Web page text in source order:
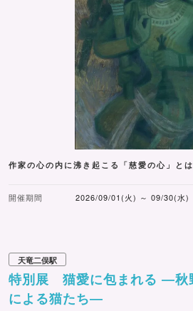
作家の心の内に沸き起こる「慈愛の心」とは
開催期間 2026/09/01(火) ～ 09/30(水)
天竜二俣駅
特別展 猫愛に包まれる ―秋
による猫たち―